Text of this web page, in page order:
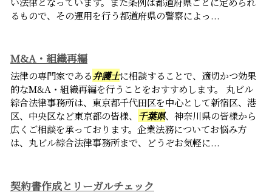
るもので、その運用を行う都道府県の警察によっ...
M&A・組織再編
法律の専門家である弁護士に相談することで、適切かつ効果
的なM&A・組織再編を行うことをおすすめします。 丸ビル
綜合法律事務所は、東京都千代田区を中心として新宿区、港
区、中央区など東京都の皆様、 千葉県、神奈川県の皆様から
広くご相談を承っております。企業法務についてお悩み方
は、丸ビル綜合法律事務所まで、どうぞお気軽に...
契約書作成とリーガルチェック